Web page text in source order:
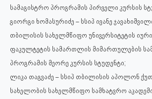
სამაგისტრო პროგრამის პირველი კურსის
გიორგი ხომასურიძე – სსიპ ივანე
თბილისის სახელმწიფო უნივერსიტეტის
ფაკულტეტის სამართლის მიმართულების
პროგრამის მეორე კურსის სტუდენტი;
ლიკა თაგვაძე – სსიპ თბილისის აპოლონ
სახელობის სახელმწიფო სამხატვრო